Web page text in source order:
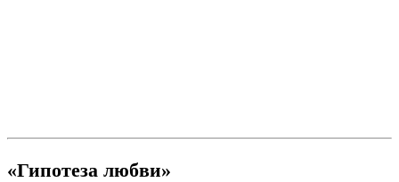
«Гипотеза любви»